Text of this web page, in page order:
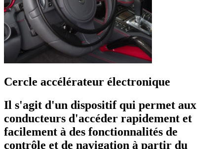
Cercle accélérateur électronique
Il s'agit d'un dispositif qui permet aux
conducteurs d'accéder rapidement et
facilement à des fonctionnalités de
contrôle et de navigation à partir du